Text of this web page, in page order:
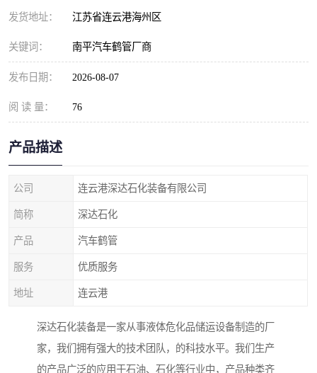
发货地址： 江苏省连云港海州区
关键词： 南平汽车鹤管厂商
发布日期： 2026-08-07
阅 读 量： 76
产品描述
公司 连云港深达石化装备有限公司
简称 深达石化
产品 汽车鹤管
服务 优质服务
地址 连云港
深达石化装备是一家从事液体危化品储运设备制造的厂
家，我们拥有强大的技术团队，的科技水平。我们生产
的产品广泛的应用于石油、石化等行业中，产品种类齐